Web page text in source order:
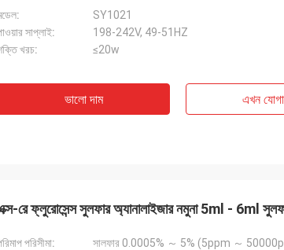
SY1021
সাপ্লাই:
198-242V, 49-51HZ
খরচ:
≤20w
ভালো দাম এখন
রে ফ্লুরোসেন্স সুলফার অ্যানালাইজার নমুনা 5ml -
পরিসীমা:
সালফার 0.0005% ～ 5% (5ppm ～